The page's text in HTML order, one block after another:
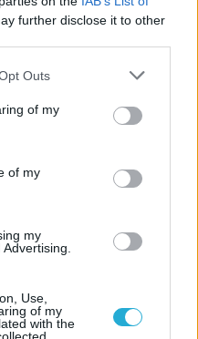
further disclose it to other
uses one or more Google
You may click to
and its third-party tags to
purposes in below Google
Outs
of my
of my
my
Use,
of my
with the